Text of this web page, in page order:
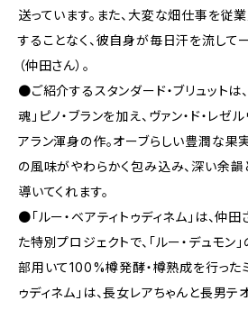
送っています。また、大変な畑仕事を従
することなく、彼自身が毎日汗を流して
（仲田さん）。
●ご紹介するスタンダード・ブリュットは
魂」ピノ・ブランを加え、ヴァン・ド・レ
アラン渾身の作。オーブらしい豊潤な果
の風味がやわらかく包み込み、深い余
導いてくれます。
●「ルー・ベアティトゥディネム」は、仲
た特別プロジェクトで、「ルー・デュモ
部用いて100%樽発酵・樽熟成を行ったミ
ゥディネム」は、長女レアちゃんと長男